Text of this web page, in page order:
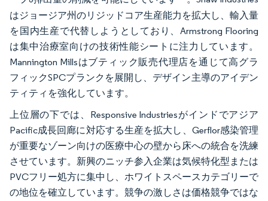
はジョージア州のリジッドコア生産能力を拡大し、輸入量
を国内生産で代替しようとしており、Armstrong Flooring
は集中治療室向けの技術性能シートに注力しています。
Mannington Millsはブティック販売代理店を通じて高グラ
フィックSPCプランクを展開し、デザイン主導のアイデン
ティティを強化しています。
上位層の下では、Responsive Industriesがインドでアジア
Pacific成長回廊に対応する生産を拡大し、Gerflor感染管理
が重要なゾーン向けの医療中心の壁から床への統合を洗練
させています。新興のニッチ参入企業は気候特化型または
PVCフリー処方に集中し、ホワイトスペースカテゴリーで
の地位を確立しています。競争の激しさは価格競争ではな